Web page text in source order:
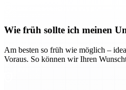
Wie früh sollte ich meinen
Am besten so früh wie möglich –
Voraus. So können wir Ihren